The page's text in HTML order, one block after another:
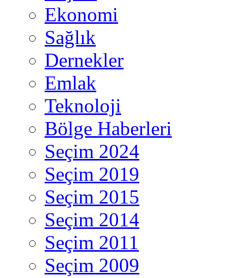
Ekonomi
Sağlık
Dernekler
Emlak
Teknoloji
Bölge Haberleri
Seçim 2024
Seçim 2019
Seçim 2015
Seçim 2014
Seçim 2011
Seçim 2009